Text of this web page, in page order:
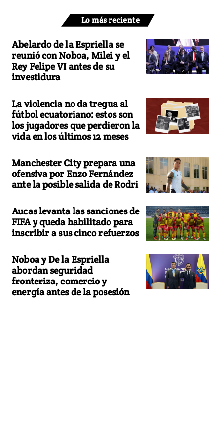
Lo más reciente
Abelardo de la Espriella se
reunió con Noboa, Milei y el
Rey Felipe VI antes de su
investidura
La violencia no da tregua al
fútbol ecuatoriano: estos son
los jugadores que perdieron la
vida en los últimos 12 meses
Manchester City prepara una
ofensiva por Enzo Fernández
ante la posible salida de Rodri
Aucas levanta las sanciones de
FIFA y queda habilitado para
inscribir a sus cinco refuerzos
Noboa y De la Espriella
abordan seguridad
fronteriza, comercio y
energía antes de la posesión